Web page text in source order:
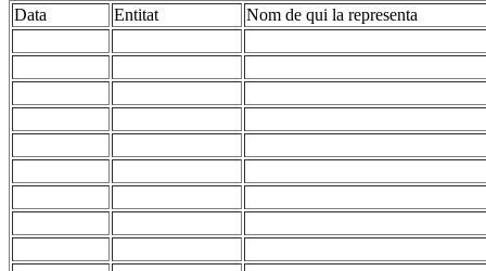
Data Entitat Nom de qui la representa